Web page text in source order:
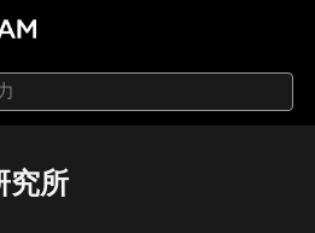
究所